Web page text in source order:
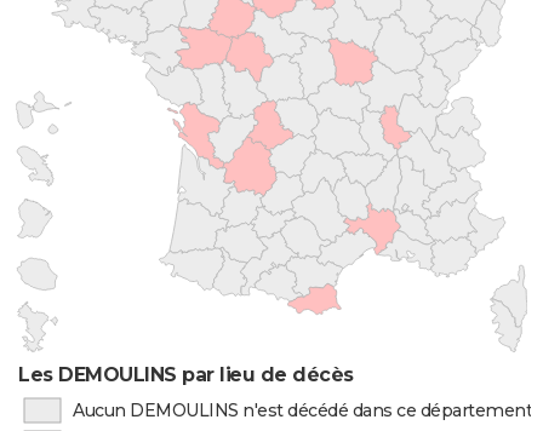
Les DEMOULINS par lieu de décès
Aucun DEMOULINS n'est décédé dans ce département